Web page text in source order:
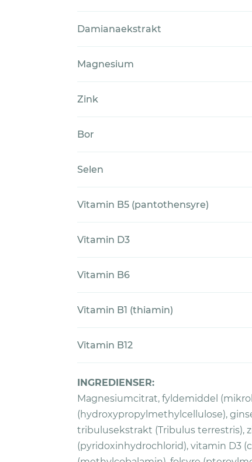
Damianaekstrakt
Magnesium
Zink
Bor
Selen
Vitamin B5 (pantothensyre)
Vitamin D3
Vitamin B6
Vitamin B1 (thiamin)
Vitamin B12
INGREDIENSER:
Magnesiumcitrat, fyldemiddel
(hydroxypropylmethylcellulose),
tribulusekstrakt (Tribulus terrestris),
(pyridoxinhydrochlorid), vitamin D3